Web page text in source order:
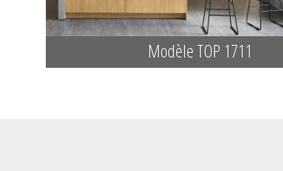
Modèle TOP 1711